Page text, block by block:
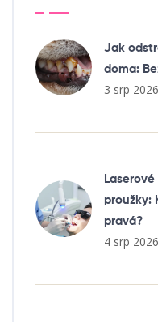
Jak
doma:
3 srp 2026
proužky:
pravá?
4 srp 2026